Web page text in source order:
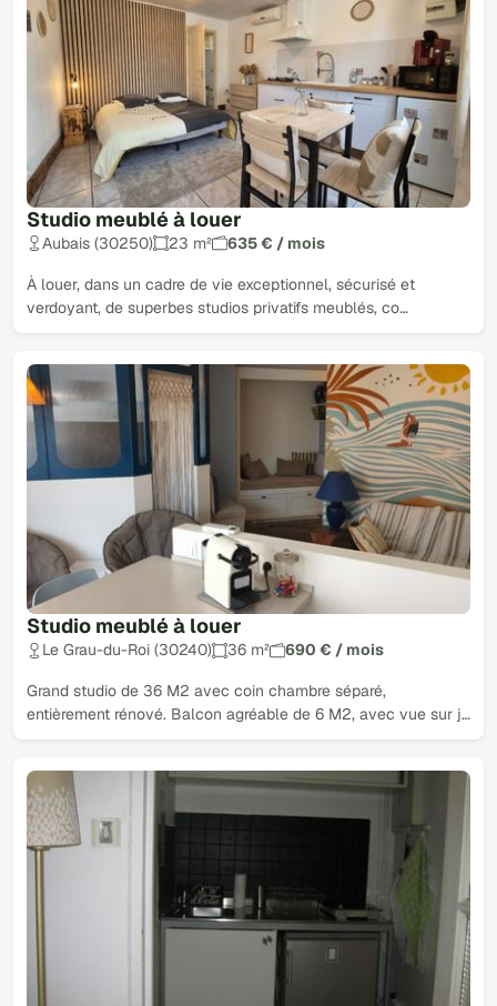
Studio meublé à louer
Aubais (30250) 23 m² 635 € / mois
À louer, dans un cadre de vie exceptionnel, sécurisé et
verdoyant, de superbes studios privatifs meublés, co…
Studio meublé à louer
Le Grau-du-Roi (30240) 36 m² 690 € / mois
Grand studio de 36 M2 avec coin chambre séparé,
entièrement rénové. Balcon agréable de 6 M2, avec vue sur j…